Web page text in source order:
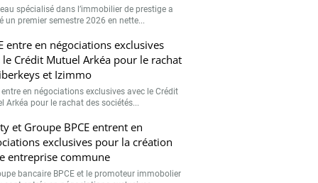
spécialisé dans l’immobilier de prestige a
un premier semestre 2026 en nette...
entre en négociations exclusives
le Crédit Mutuel Arkéa pour le rachat
et Izimmo
entre en négociations exclusives avec le Crédit
Arkéa pour le rachat des sociétés...
et Groupe BPCE entrent en
exclusives pour la création
entreprise commune
bancaire BPCE et le promoteur immobolier